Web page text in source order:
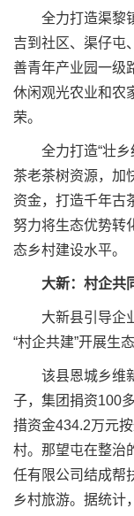
全力打造渠黎镇
吉到社区、渠仔屯
善青年产业园一级
休闲观光农业和农
荣。
全力打造“壮乡
茶老茶树资源，加
资金，打造千年古
努力将生态优势转
态乡村建设水平。
大新：村企共
大新县引导企业
“村企共建”开展生
该县恩城乡维新
子，集团捐资100
措资金434.2万元
村。那望屯在整治
任有限公司结成帮
乡村旅游。据统计